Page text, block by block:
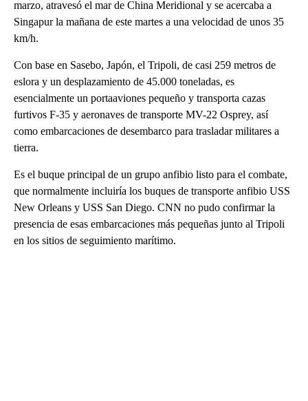
marzo, atravesó el mar de China Meridional y se acercaba a
Singapur la mañana de este martes a una velocidad de unos 35
km/h.
Con base en Sasebo, Japón, el Tripoli, de casi 259 metros de
eslora y un desplazamiento de 45.000 toneladas, es
esencialmente un portaaviones pequeño y transporta cazas
furtivos F-35 y aeronaves de transporte MV-22 Osprey, así
como embarcaciones de desembarco para trasladar militares a
tierra.
Es el buque principal de un grupo anfibio listo para el combate,
que normalmente incluiría los buques de transporte anfibio USS
New Orleans y USS San Diego. CNN no pudo confirmar la
presencia de esas embarcaciones más pequeñas junto al Tripoli
en los sitios de seguimiento marítimo.